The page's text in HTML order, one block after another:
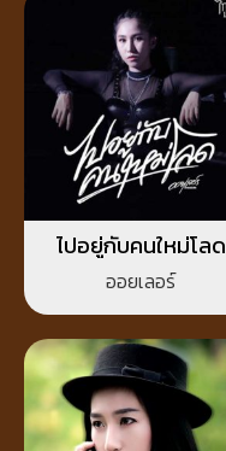
ไปอยู่กับคนใหม่โลด
ออยเลอร์